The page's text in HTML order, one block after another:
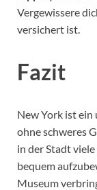
Vergewissere
versichert ist.
Fazit
New York ist ein
ohne schweres
in der Stadt
bequem
Museum